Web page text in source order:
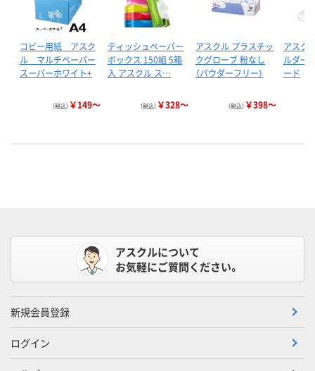
コピー用紙 アスク
ル マルチペーパー
スーパーホワイト+
（税込） ￥149～
ティッシュペーパー
ボックス 150組 5箱
入 アスクル ス…
（税込） ￥328～
アスクル プラスチッ
クグローブ 粉なし
（パウダーフリー）
（税込） ￥398～
アスク
ルダー
ード
アスクルについて
お気軽にご質問ください。
新規会員登録
ログイン